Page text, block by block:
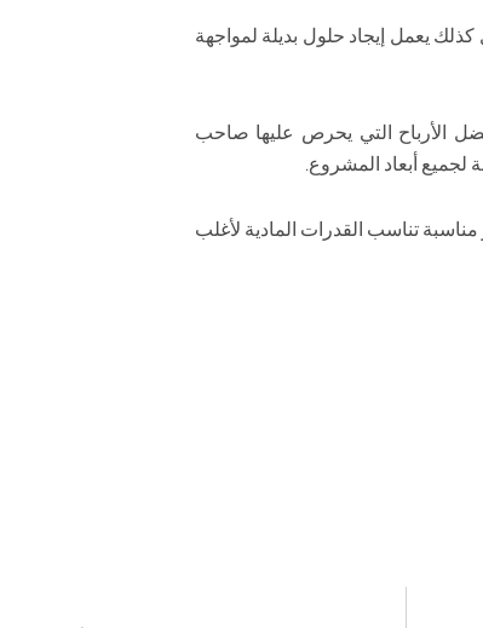
يعمل إيجاد حلول بديلة لمواجهة
الأرباح التي يحرص عليها صاحب
لجميع أبعاد المشروع.
تناسب القدرات المادية لأغلب